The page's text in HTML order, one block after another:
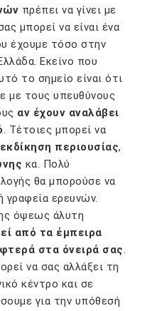
πρέπει να γίνει με
μπορεί να είναι ένα
έχουμε τόσο στην
Εκείνο που
το σημείο είναι ότι
με τους υπευθύνους
αν έχουν αναλάβει
. Τέτοιες μπορεί να
περιουσίας,
κα. Πολύ
θα μπορούσε να
γραφεία ερευνών.
όψεως άλυτη
από τα έμπειρα
φτερά στα όνειρά σας
να σας αλλάξει τη
κέντρο και σε
για την υπόθεσή